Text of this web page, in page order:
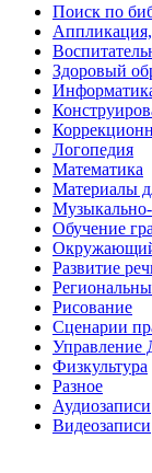
Поиск по
Здоровый
Логопедия
Математика
Материалы
Музыкально-
Обучение
Развитие
Рисование
Сценарии
Физкультура
Разное
Аудиозаписи
Видеозаписи